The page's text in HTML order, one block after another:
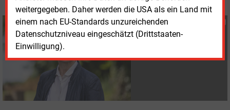
weitergegeben. Daher werden die USA als ein Land mit
einem nach EU-Standards unzureichenden
Datenschutzniveau eingeschätzt (Drittstaaten-
Einwilligung).
Susanne Harmsen
+49 (0) 151 28207503